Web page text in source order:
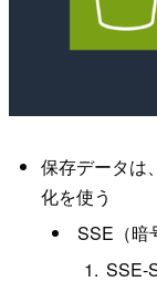
保存データは
化を使う
SSE（暗
SSE-